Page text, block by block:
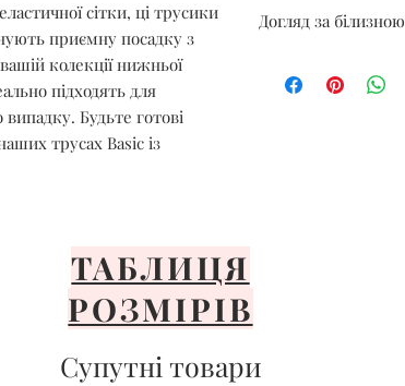
сітки, ці трусики
приємну посадку з
колекції нижньої
підходять для
Будьте готові
трусах Basic із
Догляд за білизною
Уникайте спеки
ТАБЛИЦЯ
РОЗМІРІВ
Супутні товари